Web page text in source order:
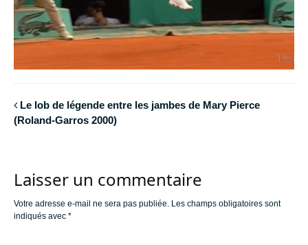
Le lob de légende entre les jambes de Mary Pierce
(Roland-Garros 2000)
Laisser un commentaire
Votre adresse e-mail ne sera pas publiée. Les champs obligatoires sont
indiqués avec *